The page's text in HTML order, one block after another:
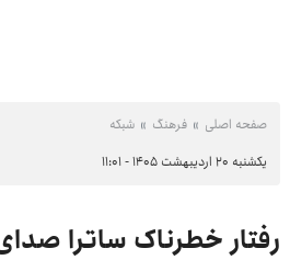
صفحه اصلی فرهنگ شبکه
یکشنبه ۲۰ اردیبهشت ۱۴۰۵ - ۱۱:۰۱
رفتار خطرناک ساترا